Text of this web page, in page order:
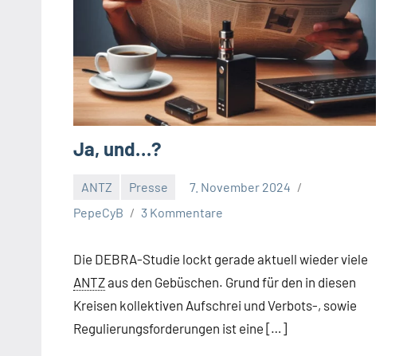
Ja, und…?
ANTZ Presse
7. November 2024
PepeCyB
3 Kommentare
Die DEBRA-Studie lockt gerade aktuell wieder viele
ANTZaus den Gebüschen. Grund für den in diesen
Kreisen kollektiven Aufschrei und Verbots-, sowie
Regulierungsforderungen ist eine […]